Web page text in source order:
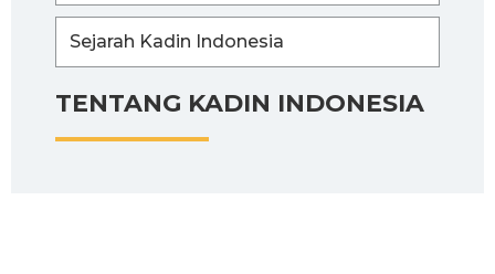
TENTANG KADIN INDONESIA
Sejarah Kadin Indonesia